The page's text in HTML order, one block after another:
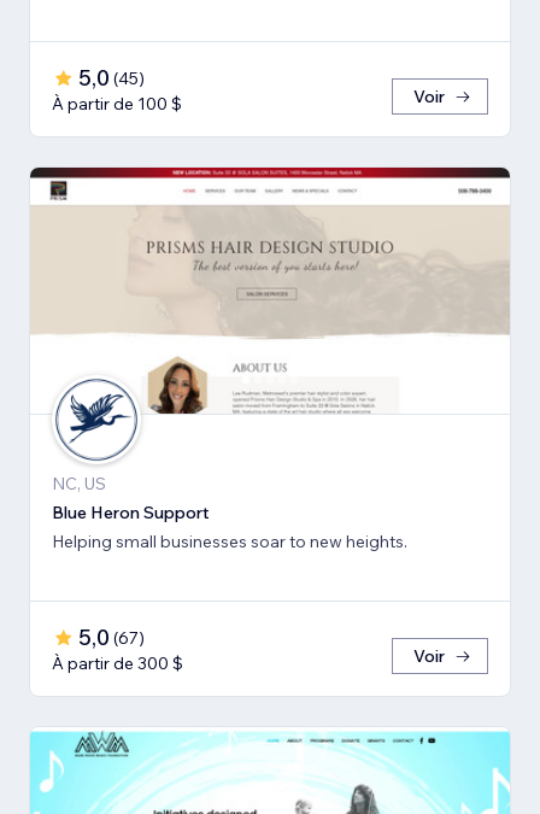
5,0 (45)
À partir de 100 $
Voir
NC, US
Blue Heron Support
Helping small businesses soar to new heights.
5,0 (67)
À partir de 300 $
Voir